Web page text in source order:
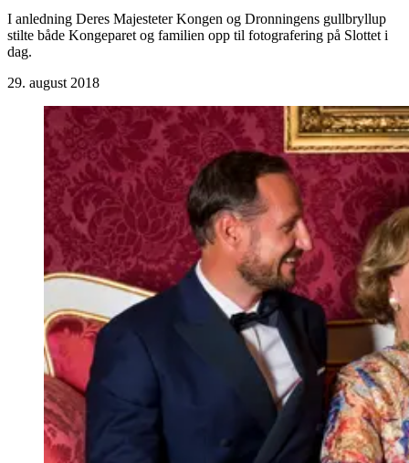
I anledning Deres Majesteter Kongen og Dronningens gullbryllup
stilte både Kongeparet og familien opp til fotografering på Slottet i
dag.
29. august 2018